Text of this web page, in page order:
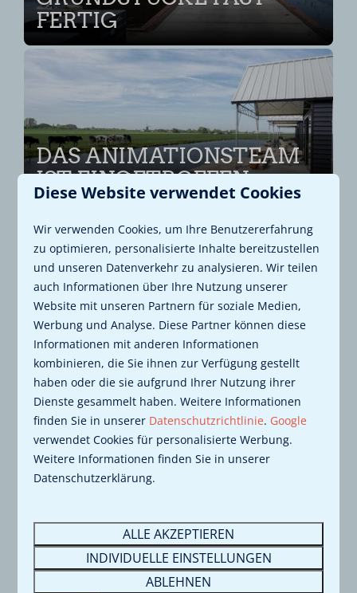
FERTIG
DAS ANIMATIONSTEAM
IST EINGETROFFEN
ERSTE FENSTERRAHMEN
EINGEBAUT
Diese Website verwendet Cookies
Wir verwenden Cookies, um Ihre Benutzererfahrung
zu optimieren, personalisierte Inhalte bereitzustellen
und unseren Datenverkehr zu analysieren. Wir teilen
auch Informationen über Ihre Nutzung unserer
Website mit unseren Partnern für soziale Medien,
Werbung und Analyse. Diese Partner können diese
Informationen mit anderen Informationen
kombinieren, die Sie ihnen zur Verfügung gestellt
haben oder die sie aufgrund Ihrer Nutzung ihrer
Dienste gesammelt haben. Weitere Informationen
finden Sie in unserer Datenschutzrichtlinie. Google
verwendet Cookies für personalisierte Werbung.
Weitere Informationen finden Sie in unserer
Datenschutzerklärung.
ALLE AKZEPTIEREN
INDIVIDUELLE EINSTELLUNGEN
ABLEHNEN